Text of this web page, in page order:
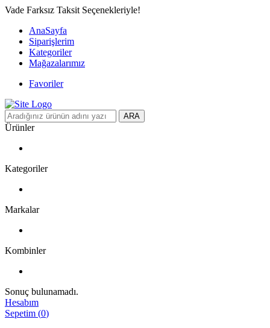
Vade Farksız Taksit Seçenekleriyle!
AnaSayfa
Siparişlerim
Kategoriler
Mağazalarımız
Favoriler
ARA
Ürünler
Kategoriler
Markalar
Kombinler
Sonuç bulunamadı.
Hesabım
Sepetim (0)